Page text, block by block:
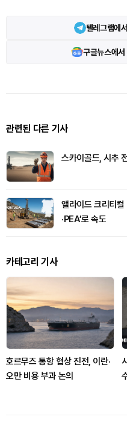
텔레그램에
구글뉴스에
관련된 다른 기사
스카이골드, 시추
앨라이드 크리티컬
·PEA’로 속도
카테고리 기사
호르무즈 통항 협상 진전, 이란·
오만 비용 부과 논의